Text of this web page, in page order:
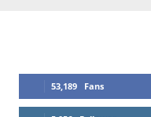
53,189 Fans